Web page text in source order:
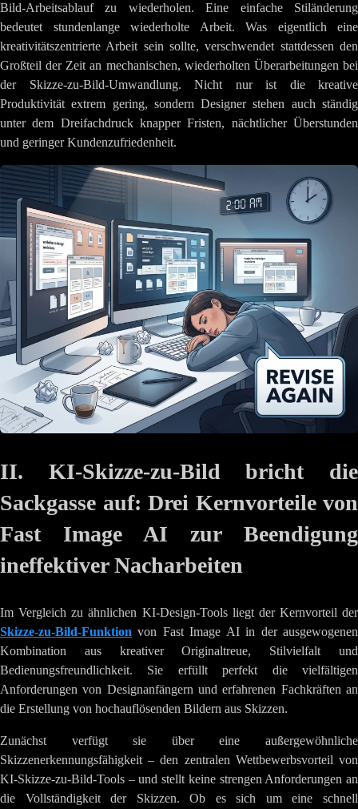
Bild-Arbeitsablauf zu wiederholen. Eine einfache Stiländerung
bedeutet stundenlange wiederholte Arbeit. Was eigentlich eine
kreativitätszentrierte Arbeit sein sollte, verschwendet stattdessen den
Großteil der Zeit an mechanischen, wiederholten Überarbeitungen bei
der Skizze-zu-Bild-Umwandlung. Nicht nur ist die kreative
Produktivität extrem gering, sondern Designer stehen auch ständig
unter dem Dreifachdruck knapper Fristen, nächtlicher Überstunden
und geringer Kundenzufriedenheit.
II. KI-Skizze-zu-Bild bricht die
Sackgasse auf: Drei Kernvorteile von
Fast Image AI zur Beendigung
ineffektiver Nacharbeiten
Im Vergleich zu ähnlichen KI-Design-Tools liegt der Kernvorteil der
Skizze-zu-Bild-Funktion von Fast Image AI in der ausgewogenen
Kombination aus kreativer Originaltreue, Stilvielfalt und
Bedienungsfreundlichkeit. Sie erfüllt perfekt die vielfältigen
Anforderungen von Designanfängern und erfahrenen Fachkräften an
die Erstellung von hochauflösenden Bildern aus Skizzen.
Zunächst verfügt sie über eine außergewöhnliche
Skizzenerkennungsfähigkeit – den zentralen Wettbewerbsvorteil von
KI-Skizze-zu-Bild-Tools – und stellt keine strengen Anforderungen an
die Vollständigkeit der Skizzen. Ob es sich um eine schnell